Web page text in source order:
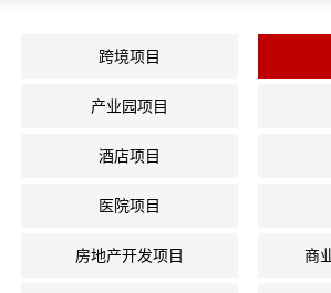
跨境项目
产业园项目
酒店项目
医院项目
房地产开发项目 商